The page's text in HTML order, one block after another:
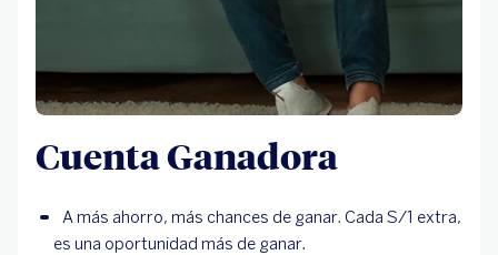
Cuenta Ganadora
A más ahorro, más chances de ganar. Cada S/1 extra,
es una oportunidad más de ganar.